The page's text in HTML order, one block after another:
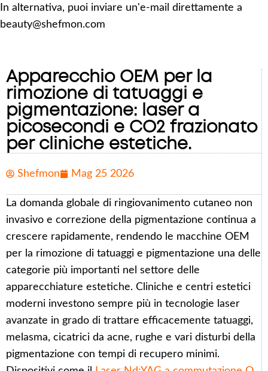
In alternativa, puoi inviare un'e-mail direttamente a
beauty@shefmon.com
Apparecchio OEM per la
rimozione di tatuaggi e
pigmentazione: laser a
picosecondi e CO2 frazionato
per cliniche estetiche.
Shefmon Mag 25 2026
La domanda globale di ringiovanimento cutaneo non
invasivo e correzione della pigmentazione continua a
crescere rapidamente, rendendo le macchine OEM
per la rimozione di tatuaggi e pigmentazione una delle
categorie più importanti nel settore delle
apparecchiature estetiche. Cliniche e centri estetici
moderni investono sempre più in tecnologie laser
avanzate in grado di trattare efficacemente tatuaggi,
melasma, cicatrici da acne, rughe e vari disturbi della
pigmentazione con tempi di recupero minimi.